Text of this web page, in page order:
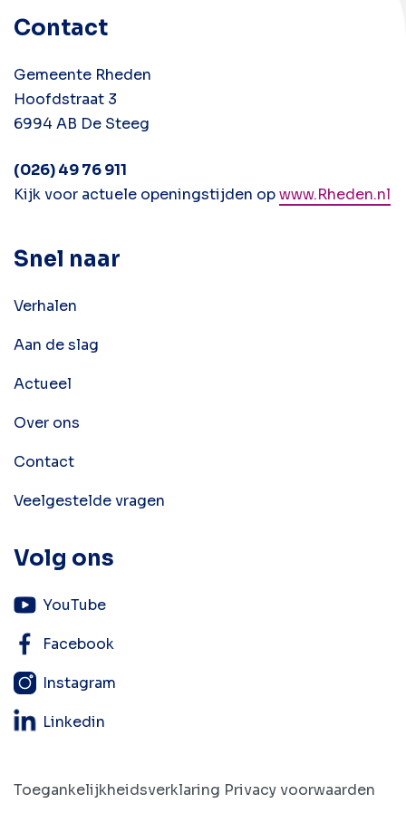
Contact
Gemeente Rheden
Hoofdstraat 3
6994 AB De Steeg
(026) 49 76 911
Kijk voor actuele openingstijden opwww.Rheden.nl
Snel naar
Verhalen
Aan de slag
Actueel
Over ons
Contact
Veelgestelde vragen
Volg ons
YouTube
Facebook
Instagram
Linkedin
Toegankelijkheidsverklaring Privacy voorwaarden